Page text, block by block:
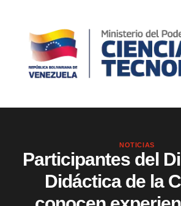
NOTICIAS
Participantes del
Didáctica de la